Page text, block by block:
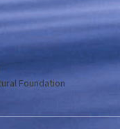
Foundation